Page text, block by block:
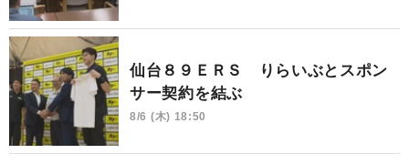
仙台８９ＥＲＳ りらいぶとスポン
サー契約を結ぶ
8/6 (木) 18:50